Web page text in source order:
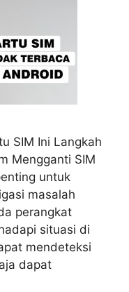
SIM Ini Langkah
Mengganti SIM
untuk
masalah
perangkat
situasi di
mendeteksi
dapat